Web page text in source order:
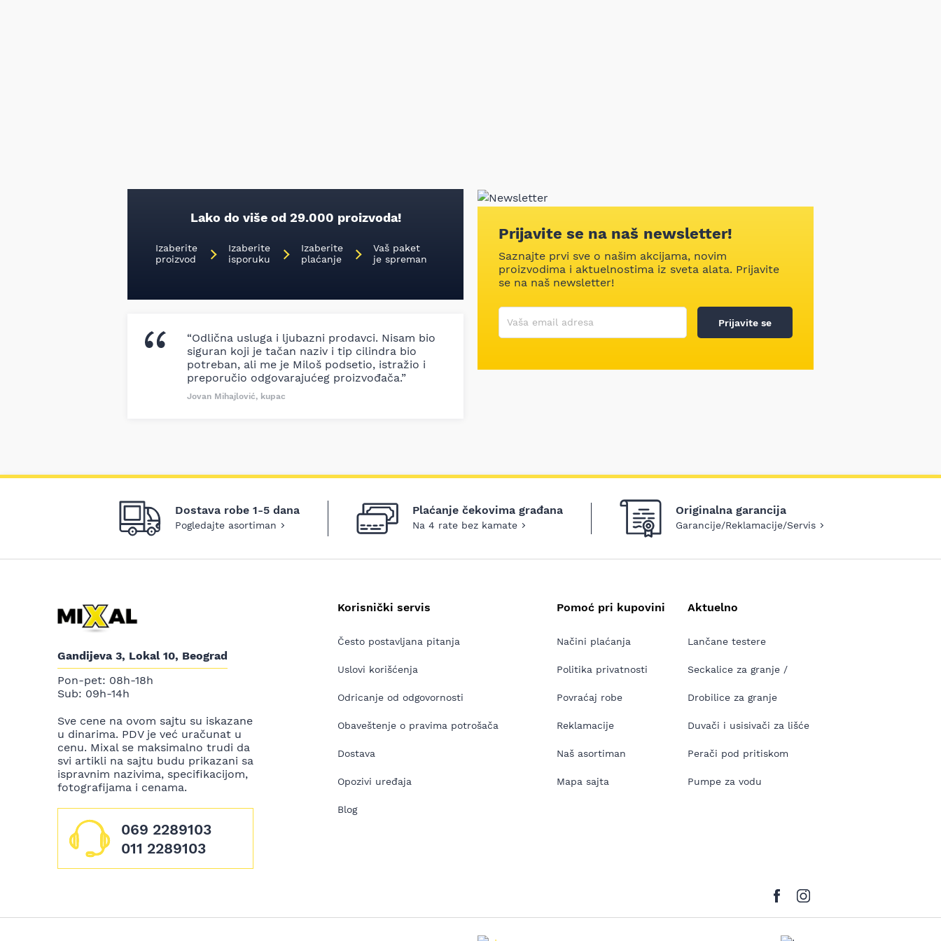
Lako do više od 29.000 proizvoda!
Izaberite
proizvod
Izaberite
isporuku
Izaberite
plaćanje
Vaš paket
je spreman
“Odlična usluga i ljubazni prodavci. Nisam bio
siguran koji je tačan naziv i tip cilindra bio
potreban, ali me je Miloš podsetio, istražio i
preporučio odgovarajućeg proizvođača.”
Jovan Mihajlović, kupac
Prijavite se na naš newsletter!
Saznajte prvi sve o našim akcijama, novim
proizvodima i aktuelnostima iz sveta alata. Prijavite
se na naš newsletter!
Korisničko ime
Vaša email adresa
Prijavite se
Dostava robe 1-5 dana
Pogledajte asortiman
Plaćanje čekovima građana
Na 4 rate bez kamate
Originalna garancija
Garancije/Reklamacije/Servis
Gandijeva 3, Lokal 10, Beograd
Pon-pet: 08h-18h
Sub: 09h-14h
Sve cene na ovom sajtu su iskazane
u dinarima. PDV je već uračunat u
cenu. Mixal se maksimalno trudi da
svi artikli na sajtu budu prikazani sa
ispravnim nazivima, specifikacijom,
fotografijama i cenama.
069 2289103
011 2289103
Korisnički servis
Često postavljana pitanja
Uslovi korišćenja
Odricanje od odgovornosti
Obaveštenje o pravima potrošača
Dostava
Opozivi uređaja
Blog
Pomoć pri kupovini
Načini plaćanja
Politika privatnosti
Povraćaj robe
Reklamacije
Naš asortiman
Mapa sajta
Aktuelno
Lančane testere
Seckalice za granje /
Drobilice za granje
Duvači i usisivači za lišće
Perači pod pritiskom
Pumpe za vodu